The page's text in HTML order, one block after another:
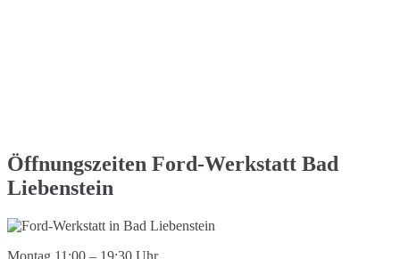
Öffnungszeiten Ford-Werkstatt Bad
Liebenstein